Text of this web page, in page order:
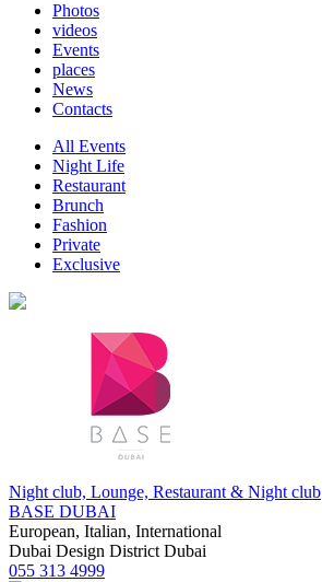
Photos
videos
Events
places
News
Contacts
All Events
Night Life
Restaurant
Brunch
Fashion
Private
Exclusive
Night club, Lounge, Restaurant & Night club
BASE DUBAI
European, Italian, International
Dubai Design District Dubai
055 313 4999